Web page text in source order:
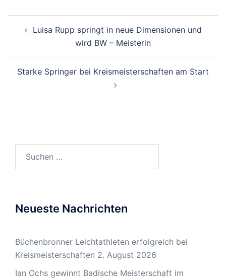
Luisa Rupp springt in neue Dimensionen und
wird BW – Meisterin
Starke Springer bei Kreismeisterschaften am Start
Neueste Nachrichten
Büchenbronner Leichtathleten erfolgreich bei
Kreismeisterschaften 2. August 2026
Ian Ochs gewinnt Badische Meisterschaft im